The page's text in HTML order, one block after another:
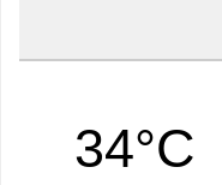
34°C